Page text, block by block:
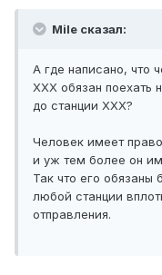
Mile сказал:
А где написано, что
ХХХ обязан поехать
до станции ХХХ?
Человек имеет
и уж тем более он
Так что его обязаны
любой станции
отправления.